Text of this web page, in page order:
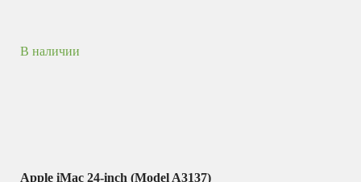
В наличии
Apple iMac 24‑inch (Model A3137)